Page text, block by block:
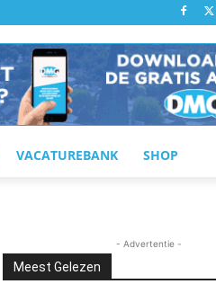
VACATUREBANK SHOP
- Advertentie -
Meest Gelezen